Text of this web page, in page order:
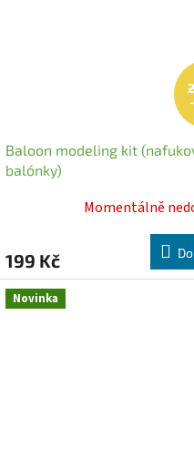
Baloon modeling kit
balónky)
Momentálně
199 Kč
Novinka